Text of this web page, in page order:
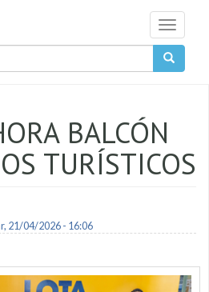
Toggle
BALCÓN
TURÍSTICOS
21/04/2026 - 16:06